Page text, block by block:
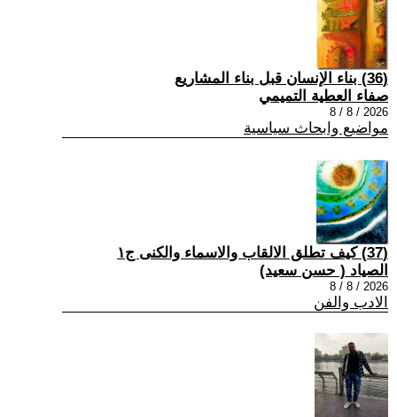
(36) بناء الإنسان قبل بناء المشاريع
صفاء العطية التميمي
2026 / 8 / 8
مواضيع وابحاث سياسية
(37) كيف تطلق الالقاب والاسماء والكنى ج١
الصياد ‏( حسن سعيد‏)
2026 / 8 / 8
الادب والفن